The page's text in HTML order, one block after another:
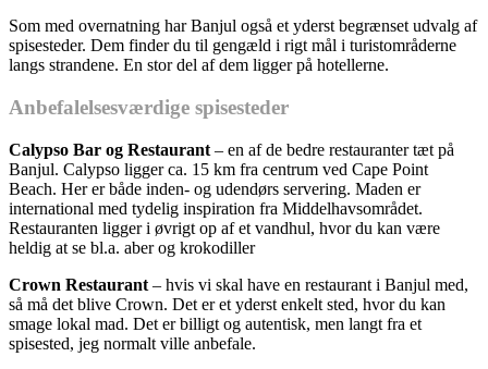
Som med overnatning har Banjul også et yderst begrænset udvalg af
spisesteder. Dem finder du til gengæld i rigt mål i turistområderne
langs strandene. En stor del af dem ligger på hotellerne.
Anbefalelsesværdige spisesteder
Calypso Bar og Restaurant – en af de bedre restauranter tæt på
Banjul. Calypso ligger ca. 15 km fra centrum ved Cape Point
Beach. Her er både inden- og udendørs servering. Maden er
international med tydelig inspiration fra Middelhavsområdet.
Restauranten ligger i øvrigt op af et vandhul, hvor du kan være
heldig at se bl.a. aber og krokodiller
Crown Restaurant – hvis vi skal have en restaurant i Banjul med,
så må det blive Crown. Det er et yderst enkelt sted, hvor du kan
smage lokal mad. Det er billigt og autentisk, men langt fra et
spisested, jeg normalt ville anbefale.